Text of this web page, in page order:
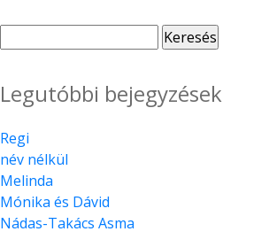
Legutóbbi bejegyzések
Regi
név nélkül
Melinda
Mónika és Dávid
Nádas-Takács Asma